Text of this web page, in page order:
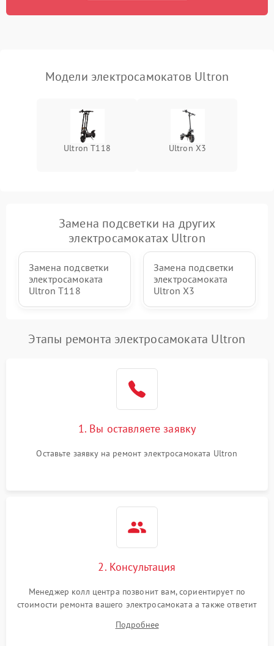
Модели электросамокатов Ultron
Ultron T118 Ultron X3
Замена подсветки на других
электросамокатах Ultron
Замена подсветки
электросамоката
Ultron T118
Замена подсветки
электросамоката
Ultron X3
Этапы ремонта электросамоката Ultron
1. Вы оставляете заявку
Оставьте заявку на ремонт электросамоката Ultron
2. Консультация
Менеджер колл центра позвонит вам, сориентирует по
стоимости ремонта вашего электросамоката а также ответит
Подробнее